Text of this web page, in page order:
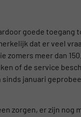
goede toegang
dat er veel
zomers meer dan
of de service
januari
zorgen, er zijn nog